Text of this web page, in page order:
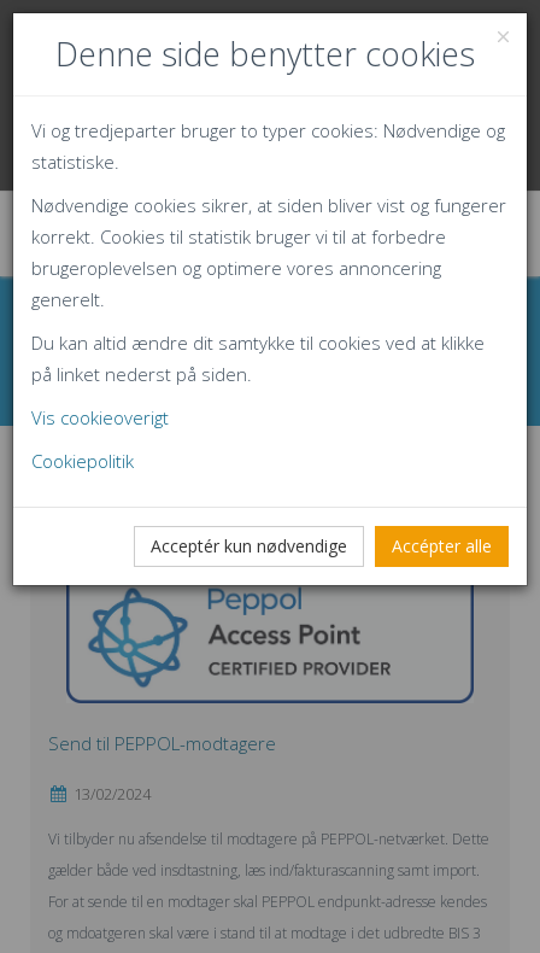
info@fakturaservice.dk
Opret konto Log ind
Denne side benytter cookies
Vi og tredjeparter bruger to typer cookies: Nødvendige og
statistiske.
Nødvendige cookies sikrer, at siden bliver vist og fungerer
korrekt. Cookies til statistik bruger vi til at forbedre
brugeroplevelsen og optimere vores annoncering
generelt.
Du kan altid ændre dit samtykke til cookies ved at klikke
på linket nederst på siden.
Vis cookieoverigt
Cookiepolitik
Acceptér kun nødvendige Accépter alle
Nyheder
Nyt fra FakturaService.dk
Send til PEPPOL-modtagere
13/02/2024
Vi tilbyder nu afsendelse til modtagere på PEPPOL-netværket. Dette
gælder både ved insdtastning, læs ind/fakturascanning samt import.
For at sende til en modtager skal PEPPOL endpunkt-adresse kendes
og mdoatgeren skal være i stand til at modtage i det udbredte BIS 3